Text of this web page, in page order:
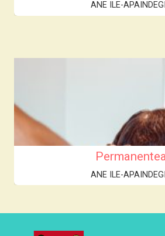
ANE ILE-
ANE ILE-